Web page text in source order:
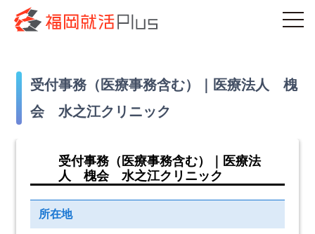
受付事務（医療事務含む）｜医療法人 槐
会 水之江クリニック
受付事務（医療事務含む）｜医療法
人 槐会 水之江クリニック
所在地